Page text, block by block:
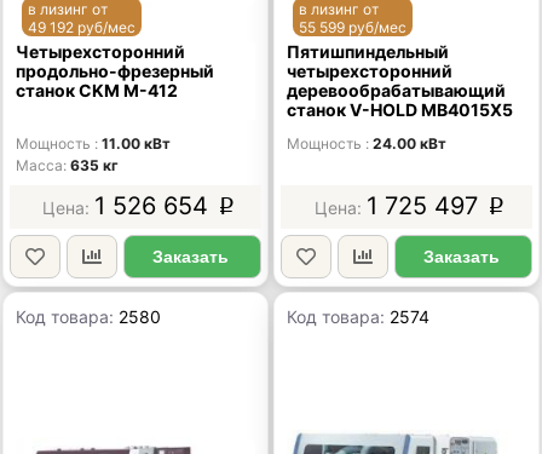
в лизинг от
49 192 руб/мес
Четырехсторонний
продольно-фрезерный
станок CKM M-412
Мощность
11.00 кВт
Масса 635 кг
1 526 654 p
Заказать
в лизинг от
55 599 руб/мес
Пятишпиндельный
четырехсторонний
деревообрабатывающий
станок V-HOLD MB4015X5
Мощность 24.00 кВт
1 725 497 p
Заказать
Код товара: 2580 Код товара: 2574